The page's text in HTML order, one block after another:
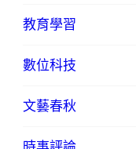
教育學習
數位科技
文藝春秋